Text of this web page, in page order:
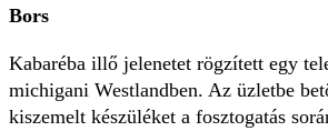
Bors
Kabaréba illő jelenetet rögzített egy
michigani Westlandben. Az üzletbe
kiszemelt készüléket a fosztogatás